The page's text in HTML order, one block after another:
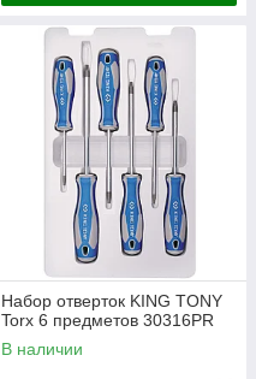
Набор отверток KING TONY
Torx 6 предметов 30316PR
В наличии